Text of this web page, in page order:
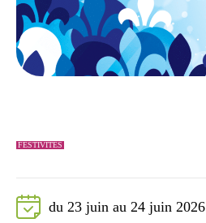
FESTIVITÉS
du 23 juin au 24 juin 2026